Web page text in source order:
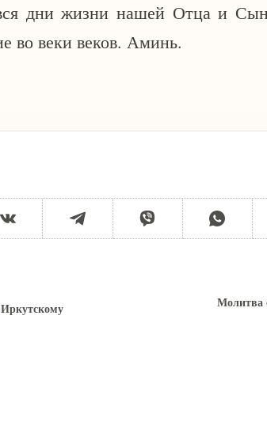
дни жизни нашей Отца и
во веки веков. Аминь.
Молитва